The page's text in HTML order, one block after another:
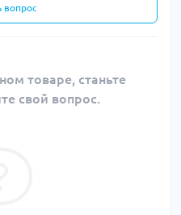
вопрос
товаре, станьте
свой вопрос.